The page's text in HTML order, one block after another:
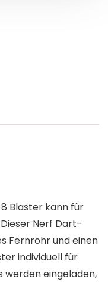
Blaster kann für
Nerf Dart-
Fernrohr und einen
individuell für
werden eingeladen,